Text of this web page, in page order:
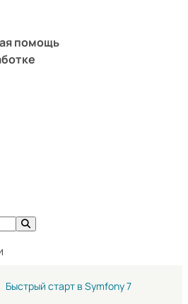
помощь
Быстрый старт в Symfony 7